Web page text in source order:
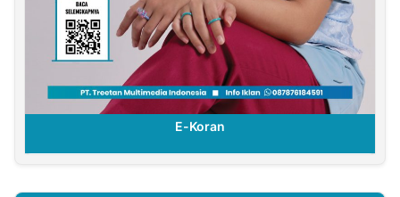
E-Koran